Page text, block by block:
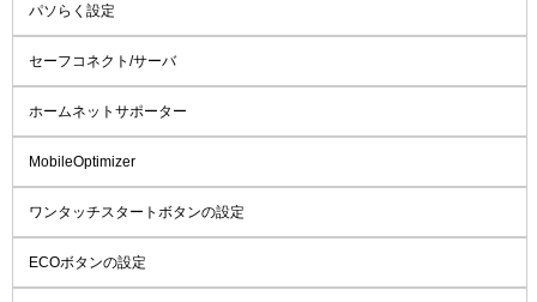
パソらく設定
セーフコネクト/サーバ
ホームネットサポーター
MobileOptimizer
ワンタッチスタートボタンの設定
ECOボタンの設定